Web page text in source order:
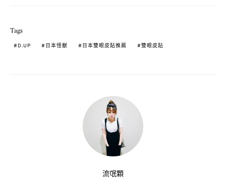
Tags
D.UP 日本怪獸 日本雙眼皮貼推薦 雙眼皮貼
流氓顆